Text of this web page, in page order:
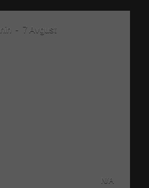
- 7 Avgust
N/A